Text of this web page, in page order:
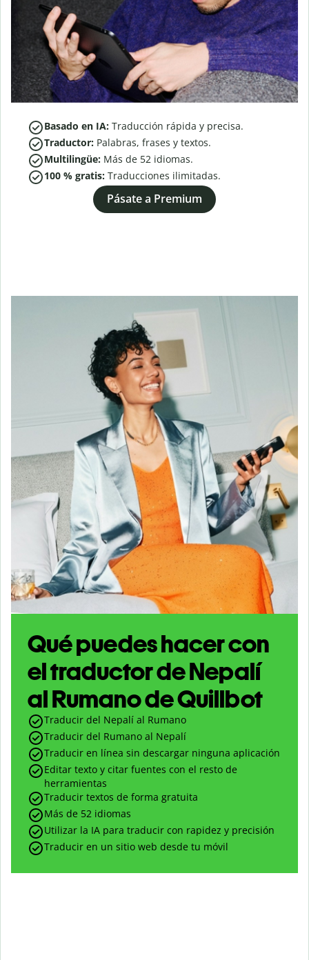
Basado en IA: Traducción rápida y precisa.
Traductor: Palabras, frases y textos.
Multilingüe: Más de 52 idiomas.
100 % gratis: Traducciones ilimitadas.
Pásate a Premium
Qué puedes hacer con
el traductor de Nepalí
al Rumano de Quillbot
Traducir del Nepalí al Rumano
Traducir del Rumano al Nepalí
Traducir en línea sin descargar ninguna aplicación
Editar texto y citar fuentes con el resto de
herramientas
Traducir textos de forma gratuita
Más de 52 idiomas
Utilizar la IA para traducir con rapidez y precisión
Traducir en un sitio web desde tu móvil